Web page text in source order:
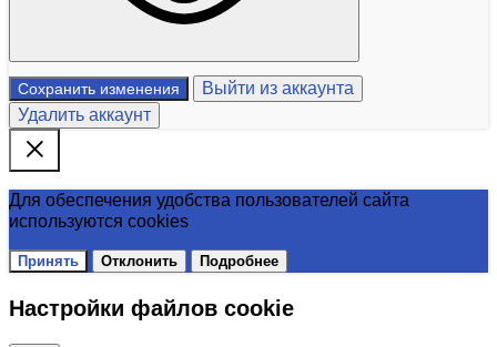
Сохранить изменения
Выйти из аккаунта
Удалить аккаунт
Для обеспечения удобства пользователей сайта
используются cookies
Принять Отклонить Подробнее
Настройки файлов cookie